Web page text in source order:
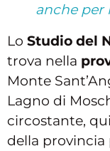
anche per
Lo Studio del
trova nella
Monte
Lagno di
circostante,
della